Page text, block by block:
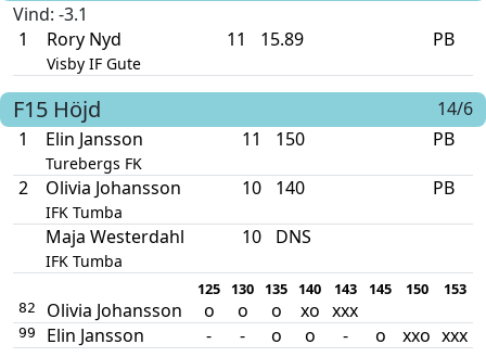
Vind: -3.1
1
Rory Nyd
Visby IF Gute
11 15.89 PB
F15 Höjd
14/6
1
Elin Jansson
Turebergs FK
11 150 PB
2 Olivia Johansson
IFK Tumba
10 140 PB
Maja Westerdahl
IFK Tumba
10 DNS
125 130 135 140 143 145 150 153
82 Olivia Johansson o o o xo xxx
99 Elin Jansson - - o o - o xxo xxx